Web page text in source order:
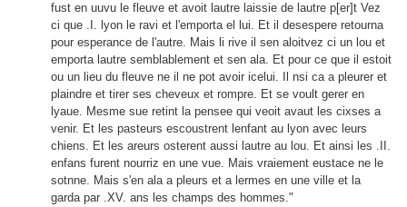
fust en uuvu le fleuve et avoit lautre laissie de lautre p[er]t Vez
ci que .I. lyon le ravi et l'emporta el lui. Et il desespere retourna
pour esperance de l'autre. Mais li rive il sen aloitvez ci un lou et
emporta lautre semblablement et sen ala. Et pour ce que il estoit
ou un lieu du fleuve ne il ne pot avoir icelui. Il nsi ca a pleurer et
plaindre et tirer ses cheveux et rompre. Et se voult gerer en
lyaue. Mesme sue retint la pensee qui veoit avaut les cixses a
venir. Et les pasteurs escoustrent lenfant au lyon avec leurs
chiens. Et les areurs osterent aussi lautre au lou. Et ainsi les .II.
enfans furent nourriz en une vue. Mais vraiement eustace ne le
sotnne. Mais s'en ala a pleurs et a lermes en une ville et la
garda par .XV. ans les champs des hommes."